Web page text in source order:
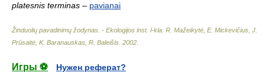
platesnis terminas – pavianai
Žinduolių pavadinimų žodynas. - Ekologijos inst. l-kla R. Mažeikytė, E. Mickevičius, J.
Prūsaitė, K. Baranauskas, R. Baleišis 2002
Игры ⚽
Нужен реферат?